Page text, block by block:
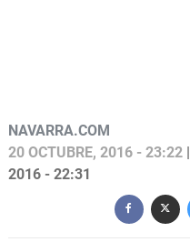
NAVARRA.COM
20 OCTUBRE, 2016 - 23:22
2016 - 22:31